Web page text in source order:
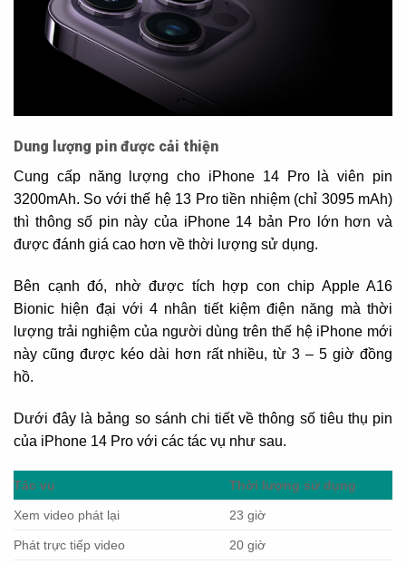
Dung lượng pin được cải thiện
Cung cấp năng lượng cho iPhone 14 Pro là viên pin
3200mAh. So với thế hệ 13 Pro tiền nhiệm (chỉ 3095 mAh)
thì thông số pin này của iPhone 14 bản Pro lớn hơn và
được đánh giá cao hơn về thời lượng sử dụng.
Bên cạnh đó, nhờ được tích hợp con chip Apple A16
Bionic hiện đại với 4 nhân tiết kiệm điện năng mà thời
lượng trải nghiệm của người dùng trên thế hệ iPhone mới
này cũng được kéo dài hơn rất nhiều, từ 3 – 5 giờ đồng
hồ.
Dưới đây là bảng so sánh chi tiết về thông số tiêu thụ pin
của iPhone 14 Pro với các tác vụ như sau.
Tác vụ Thời lượng sử dụng
Xem video phát lại 23 giờ
Phát trực tiếp video 20 giờ